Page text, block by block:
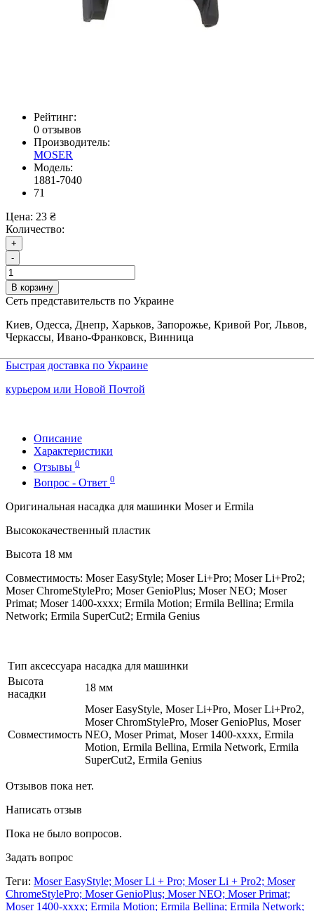
Рейтинг:
0 отзывов
Производитель:
MOSER
Модель:
1881-7040
71
Цена: 23 ₴
Количество:
+
-
В корзину
Сеть представительств по Украине
Киев, Одесса, Днепр, Харьков, Запорожье, Кривой Рог, Львов,
Черкассы, Ивано-Франковск, Винница
Быстрая доставка по Украине
курьером или Новой Почтой
Описание
Характеристики
Отзывы 0
Вопрос - Ответ 0
Оригинальная насадка для машинки Moser и Ermila
Высококачественный пластик
Высота 18 мм
Совместимость: Moser EasyStyle; Moser Li+Pro; Moser Li+Pro2;
Moser ChromeStylePro; Moser GenioPlus; Moser NEO; Moser
Primat; Moser 1400-xxxx; Ermila Motion; Ermila Bellina; Ermila
Network; Ermila SuperCut2; Ermila Genius
Тип аксессуара насадка для машинки
Высота
насадки
18 мм
Совместимость
Moser EasyStyle, Moser Li+Pro, Moser Li+Pro2,
Moser ChromStylePro, Moser GenioPlus, Moser
NEO, Moser Primat, Moser 1400-xxxx, Ermila
Motion, Ermila Bellina, Ermila Network, Ermila
SuperCut2, Ermila Genius
Отзывов пока нет.
Написать отзыв
Пока не было вопросов.
Задать вопрос
Теги: Moser EasyStyle; Moser Li + Pro; Moser Li + Pro2; Moser
ChromeStylePro; Moser GenioPlus; Moser NEO; Moser Primat;
Moser 1400-xxxx; Ermila Motion; Ermila Bellina; Ermila Network;